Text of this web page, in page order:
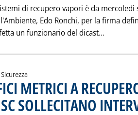
di recupero vapori è da mercoledì
Edo Ronchi, per la firma
un funzionario del dicast...
METRICI A
SOLLECITANO